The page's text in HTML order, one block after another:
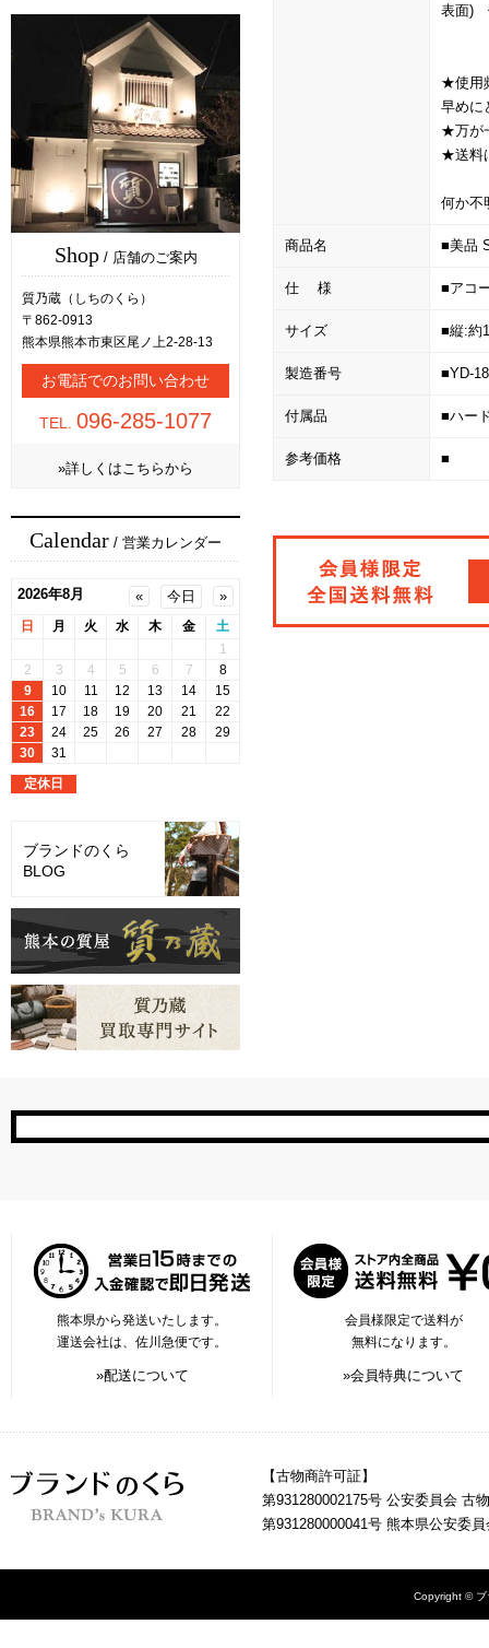
Shop/ 店舗のご案内
質乃蔵（しちのくら）
〒862-0913
熊本県熊本市東区尾ノ上2-28-13
お電話でのお問い合わせ
TEL. 096-285-1077
»詳しくはこちらから
Calendar / 営業カレンダー
ブランドのくら
BLOG
表面)
★使用
早めに
★万が
★送料
何か不
商品名 ■美品
仕 様 ■アコ
サイズ ■縦:約
製造番号 ■YD-
付属品 ■ハー
参考価格 ■
熊本県から発送いたします。
運送会社は、佐川急便です。
»配送について
会員様限定で送料が
無料になります。
»会員特典について
【古物商許可証】
第931280002175号 公安委員会 古
第931280000041号 熊本県公安委
Copyright © ブ